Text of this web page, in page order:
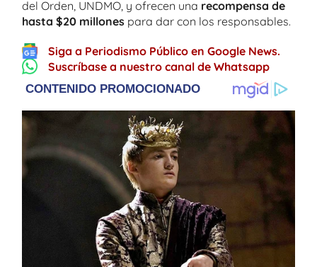
del Orden, UNDMO, y ofrecen una recompensa de
hasta $20 millones para dar con los responsables.
Siga a Periodismo Público en Google News.
Suscríbase a nuestro canal de Whatsapp